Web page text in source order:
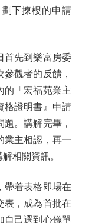
下揀樓的申請
先到樂富房委
觀者的反饋，
的「宏福苑業主
格證明書』申請
。講解完畢，
業主相認，再一
相關資訊。
着表格即場在
表，成為首批在
自己選到心儀單